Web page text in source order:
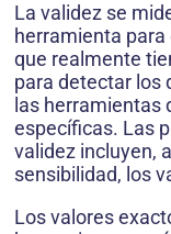
La validez se
herramienta
que realmente
para detectar los
las herramientas
específicas. Las
validez incluyen,
sensibilidad, los
Los valores